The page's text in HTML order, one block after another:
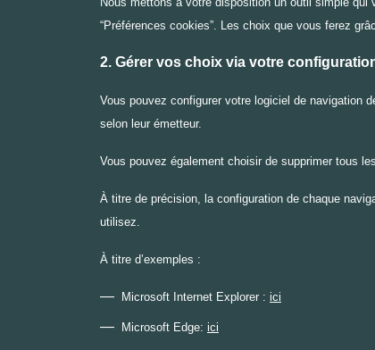
“Préférences cookies”. Les choix que vous ferez
2. Gérer vos choix via votre
Vous pouvez configurer votre logiciel de navigation
selon leur émetteur.
Vous pouvez également choisir de supprimer tous
À titre de précision, la configuration de chaque
utilisez.
À titre d’exemples :
Microsoft Internet Explorer : ici
Microsoft Edge: ici